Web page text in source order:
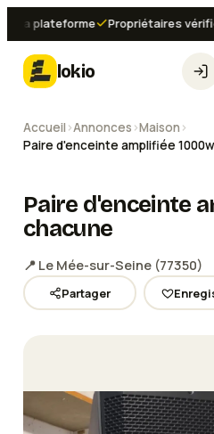
la plateforme Propriétaires
lokio
Accueil ›Annonces ›Maison ›
Paire d'enceinte amplifiée
Paire d'enceinte
chacune
📍 Le Mée-sur-Seine (77350)
Partager